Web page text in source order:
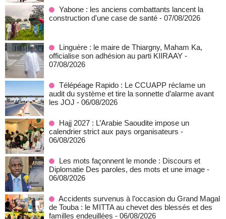
Yabone : les anciens combattants lancent la
construction d'une case de santé - 07/08/2026
Linguère : le maire de Thiargny, Maham Ka,
officialise son adhésion au parti KIIRAAY -
07/08/2026
Télépéage Rapido : Le CCUAPP réclame un
audit du système et tire la sonnette d’alarme avant
les JOJ - 06/08/2026
Hajj 2027 : L’Arabie Saoudite impose un
calendrier strict aux pays organisateurs -
06/08/2026
Les mots façonnent le monde : Discours et
Diplomatie Des paroles, des mots et une image -
06/08/2026
Accidents survenus à l’occasion du Grand Magal
de Touba : le MITTA au chevet des blessés et des
familles endeuillées - 06/08/2026